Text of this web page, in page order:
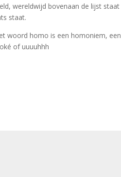
wereldwijd bovenaan de lijst staat
staat.
woord homo is een homoniem, een
of uuuuhhh